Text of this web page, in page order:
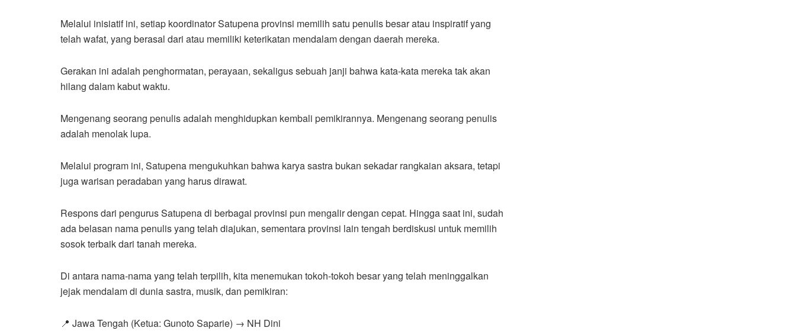
Melalui inisiatif ini, setiap koordinator Satupena provinsi memilih satu penulis besar atau inspiratif yang
telah wafat, yang berasal dari atau memiliki keterikatan mendalam dengan daerah mereka.
Gerakan ini adalah penghormatan, perayaan, sekaligus sebuah janji bahwa kata-kata mereka tak akan
hilang dalam kabut waktu.
Mengenang seorang penulis adalah menghidupkan kembali pemikirannya. Mengenang seorang penulis
adalah menolak lupa.
Melalui program ini, Satupena mengukuhkan bahwa karya sastra bukan sekadar rangkaian aksara, tetapi
juga warisan peradaban yang harus dirawat.
Respons dari pengurus Satupena di berbagai provinsi pun mengalir dengan cepat. Hingga saat ini, sudah
ada belasan nama penulis yang telah diajukan, sementara provinsi lain tengah berdiskusi untuk memilih
sosok terbaik dari tanah mereka.
Di antara nama-nama yang telah terpilih, kita menemukan tokoh-tokoh besar yang telah meninggalkan
jejak mendalam di dunia sastra, musik, dan pemikiran:
📍 Jawa Tengah (Ketua: Gunoto Saparie) → NH Dini